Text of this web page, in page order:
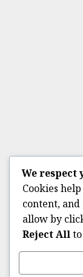
We
Cookies
content, and
allow by
Reject All